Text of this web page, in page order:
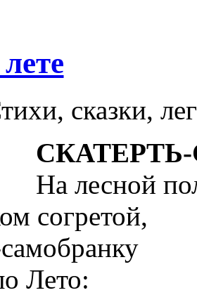
сказки,
На лесной
согретой,
Лето: